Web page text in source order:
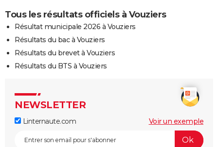
Tous les résultats officiels à Vouziers
Résultat municipale 2026 à Vouziers
Résultats du bac à Vouziers
Résultats du brevet à Vouziers
Résultats du BTS à Vouziers
NEWSLETTER
Linternaute.com Voir un exemple